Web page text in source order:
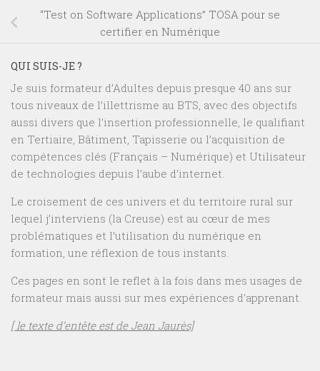
“Test on Software Applications” TOSA pour se
certifier en Numérique
QUI SUIS-JE ?
Je suis formateur d’Adultes depuis presque 40 ans sur
tous niveaux de l’illettrisme au BTS, avec des objectifs
aussi divers que l’insertion professionnelle, le qualifiant
en Tertiaire, Bâtiment, Tapisserie ou l’acquisition de
compétences clés (Français – Numérique) et Utilisateur
de technologies depuis l’aube d’internet.
Le croisement de ces univers et du territoire rural sur
lequel j’interviens (la Creuse) est au cœur de mes
problématiques et l’utilisation du numérique en
formation, une réflexion de tous instants.
Ces pages en sont le reflet à la fois dans mes usages de
formateur mais aussi sur mes expériences d’apprenant.
[ le texte d’entête est de Jean Jaurès]